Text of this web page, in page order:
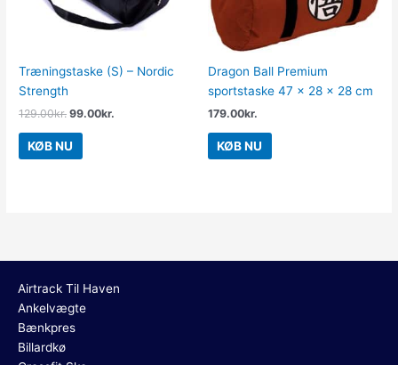
Træningstaske (S) – Nordic
Strength
129.00kr. 99.00kr.
KØB NU
Dragon Ball Premium
sportstaske 47 x 28 x 28 cm
179.00kr.
KØB NU
Airtrack Til Haven
Ankelvægte
Bænkpres
Billardkø